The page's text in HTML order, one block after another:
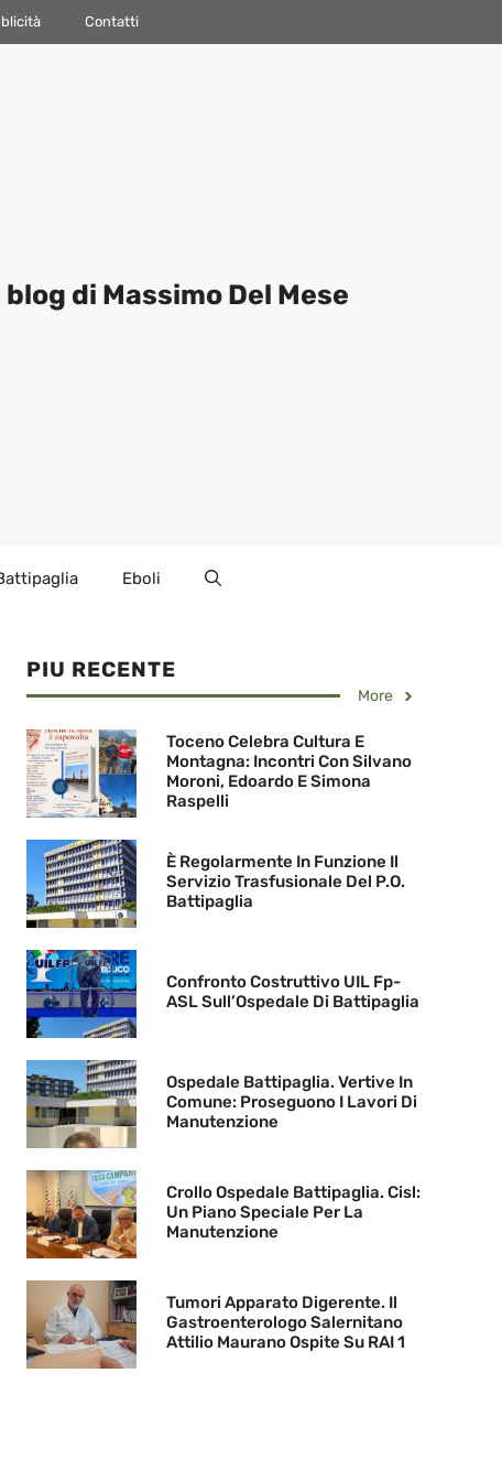
Contatti
di Massimo Del Mese
Eboli
PIU RECENTE
More
Toceno Celebra Cultura E
Montagna: Incontri Con Silvano
Moroni, Edoardo E Simona
Raspelli
È Regolarmente In Funzione Il
Servizio Trasfusionale Del P.O.
Battipaglia
Confronto Costruttivo UIL Fp-
ASL Sull’Ospedale Di Battipaglia
Ospedale Battipaglia. Vertive In
Comune: Proseguono I Lavori Di
Manutenzione
Crollo Ospedale Battipaglia. Cisl:
Un Piano Speciale Per La
Manutenzione
Tumori Apparato Digerente. Il
Gastroenterologo Salernitano
Attilio Maurano Ospite Su RAI 1